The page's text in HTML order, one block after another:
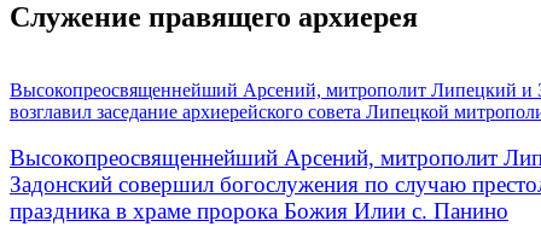
Служение правящего архиерея
Высокопреосвященнейший Арсений, митрополит Липецкий и
возглавил заседание архиерейского совета Липецкой
Высокопреосвященнейший Арсений, митрополит
Задонский совершил богослужения по случаю
праздника в храме пророка Божия Илии с. Панино